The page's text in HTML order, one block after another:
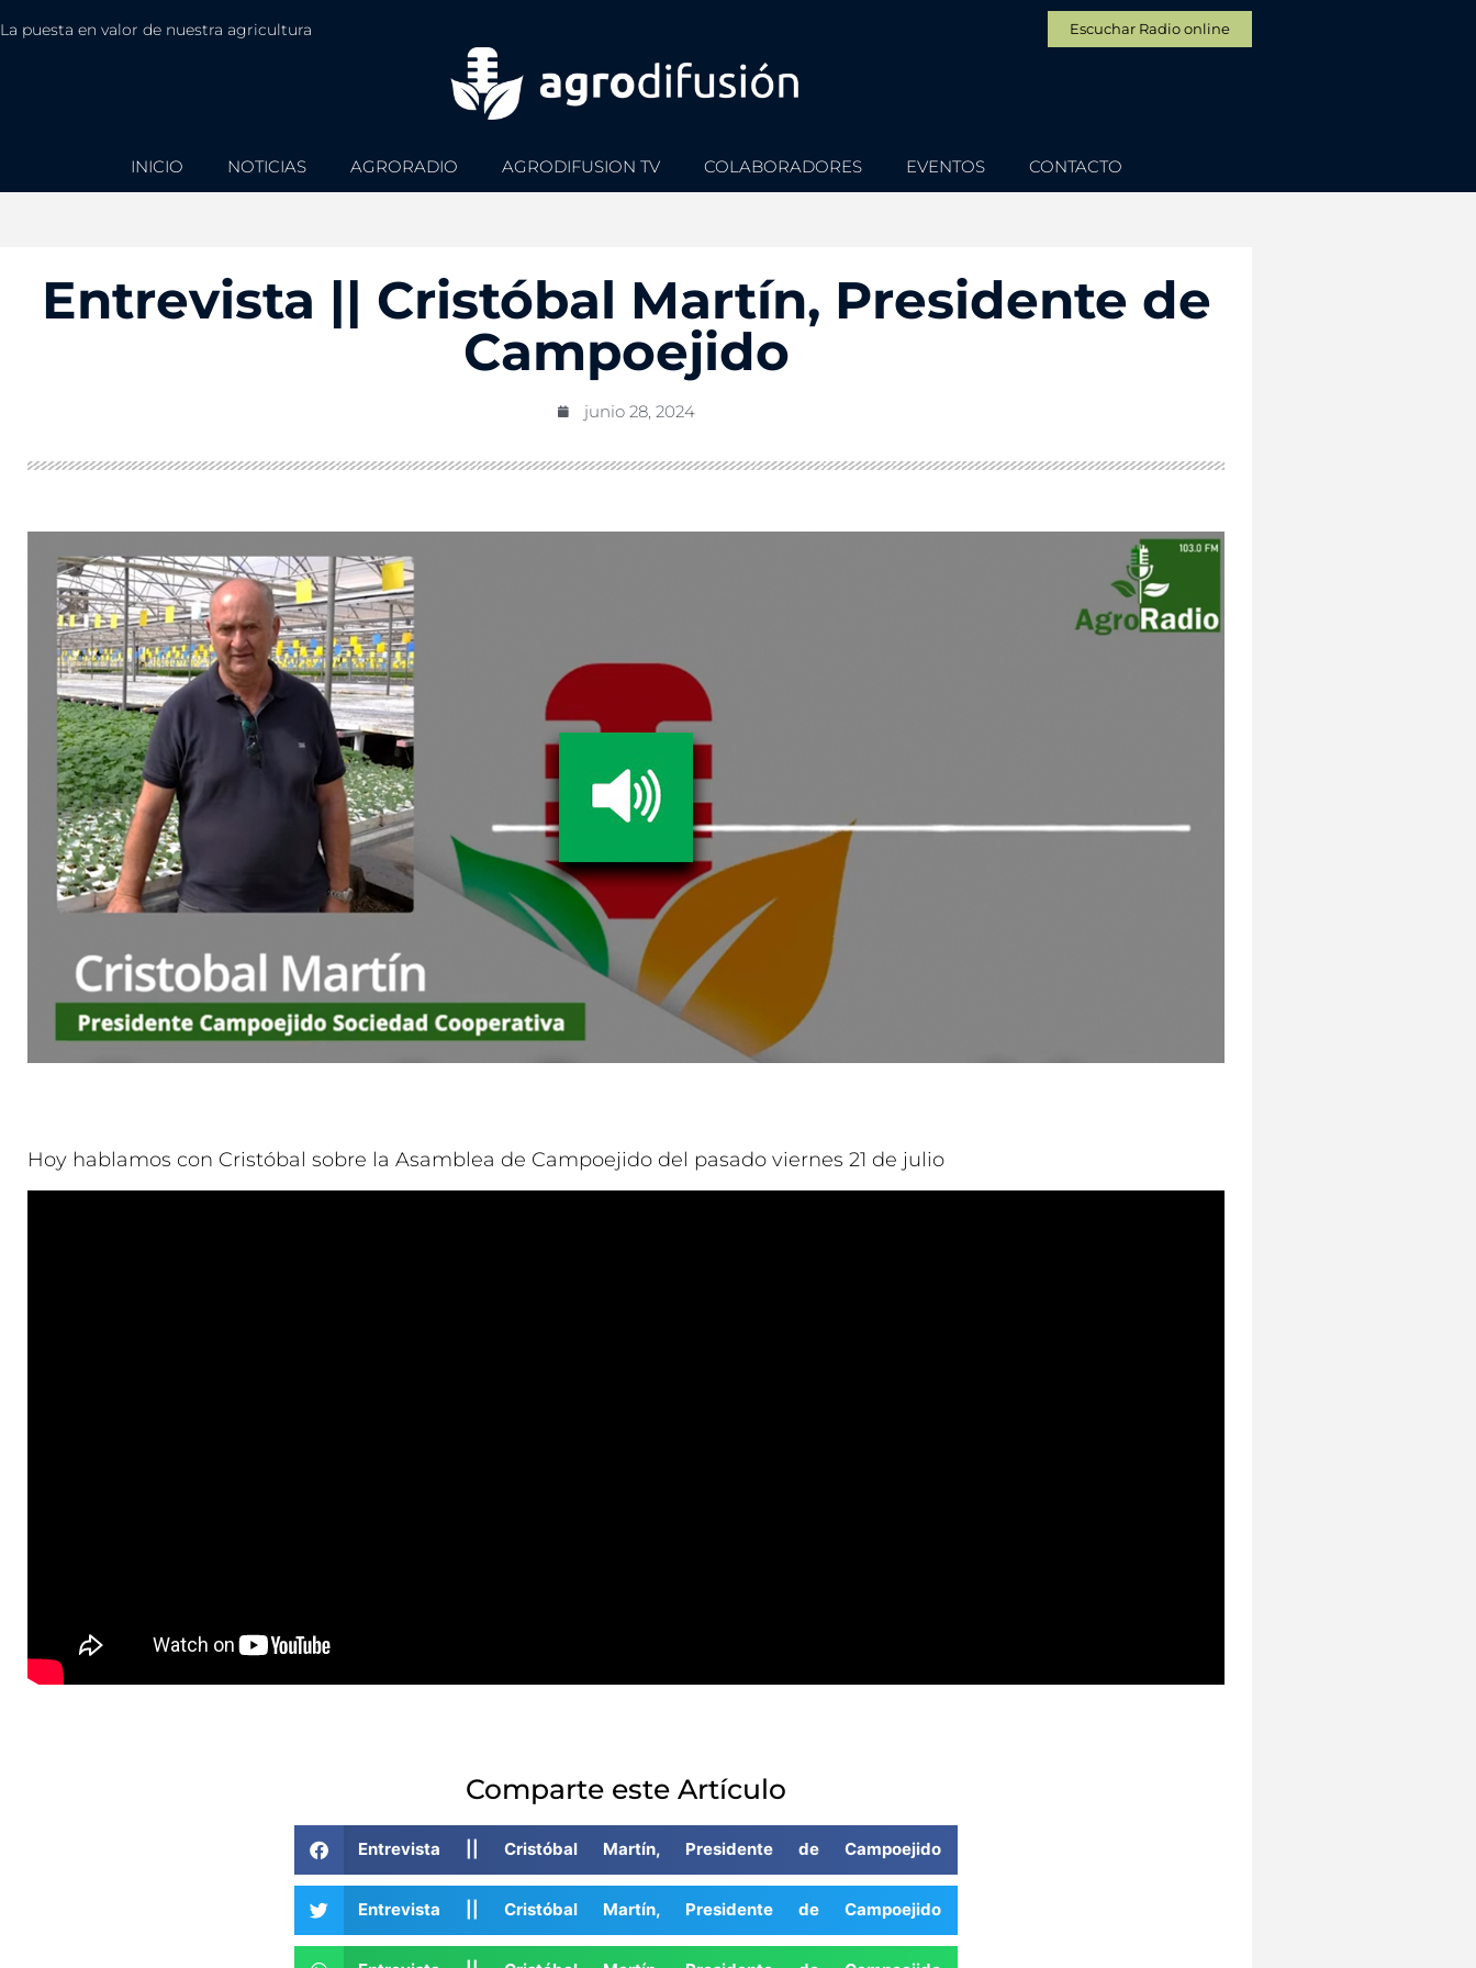
La puesta en valor de nuestra agricultura Escuchar Radio online
INICIO NOTICIAS AGRORADIO AGRODIFUSION TV COLABORADORES EVENTOS CONTACTO
Entrevista || Cristóbal Martín, Presidente de
Campoejido
junio 28, 2024
Hoy hablamos con Cristóbal sobre la Asamblea de Campoejido del pasado viernes 21 de julio
Comparte este Artículo
Entrevista || Cristóbal Martín, Presidente de Campoejido
Entrevista || Cristóbal Martín, Presidente de Campoejido